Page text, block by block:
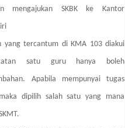
mengajukan SKBK ke Kantor
yang tercantum di KMA 103 diakui
satu guru hanya boleh
Apabila mempunyai tugas
dipilih salah satu yang mana